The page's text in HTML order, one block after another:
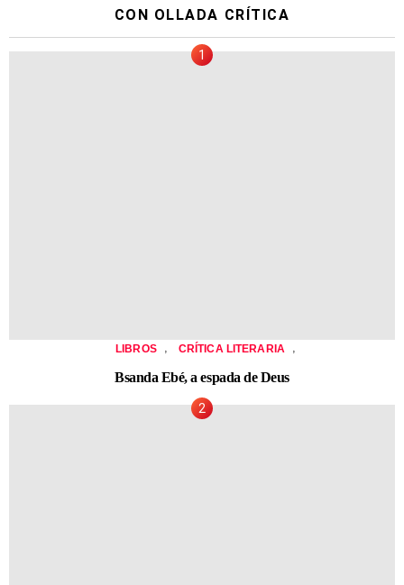
CON OLLADA CRÍTICA
LIBROS , CRÍTICA LITERARIA ,
Bsanda Ebé, a espada de Deus